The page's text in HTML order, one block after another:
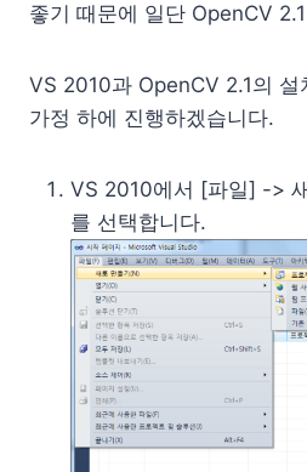
좋기 때문에 일단 OpenCV
VS 2010과 OpenCV 2.1의 설
가정 하에 진행하겠습니다.
VS 2010에서 [파일] ->
를 선택합니다.